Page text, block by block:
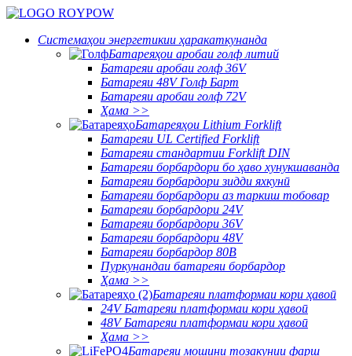
Системаҳои энергетикии ҳаракаткунанда
Батареяҳои аробаи голф литий
Батареяи аробаи голф 36V
Батареяи 48V Голф Барт
Батареяи аробаи голф 72V
Ҳама >>
Батареяҳои Lithium Forklift
Батареяи UL Certified Forklift
Батареяи стандартии Forklift DIN
Батареяи борбардори бо ҳаво хунукшаванда
Батареяи борбардори зидди яхкунӣ
Батареяи борбардори аз таркиш тобовар
Батареяи борбардори 24V
Батареяи борбардори 36V
Батареяи борбардори 48V
Батареяи борбардор 80В
Пуркунандаи батареяи борбардор
Ҳама >>
Батареяи платформаи кори ҳавоӣ
24V Батареяи платформаи кори ҳавоӣ
48V Батареяи платформаи кори ҳавоӣ
Ҳама >>
Батареяи мошини тозакунии фарш